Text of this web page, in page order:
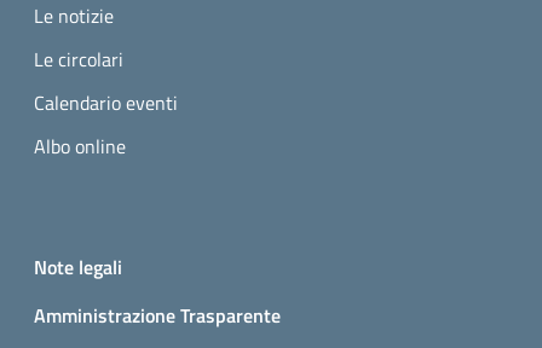
Le notizie
Le circolari
Calendario eventi
Albo online
Small prints
Note legali
Amministrazione Trasparente